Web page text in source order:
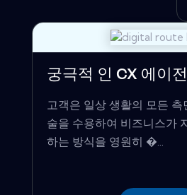
궁극적 인 CX 에이
고객은 일상 생활의 모든 측
술을 수용하여 비즈니스가
하는 방식을 영원히 �...